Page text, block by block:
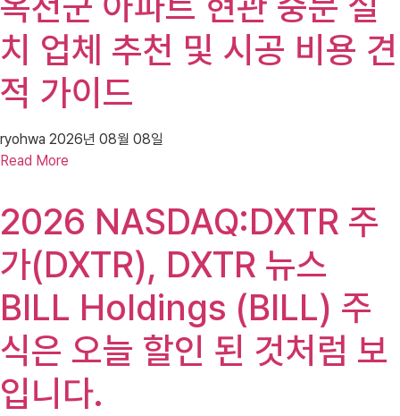
치 업체 추천 및 시공 비용 견
적 가이드
ryohwa 2026년 08월 08일
Read More
2026 NASDAQ:DXTR 주
가(DXTR), DXTR 뉴스
BILL Holdings (BILL) 주
식은 오늘 할인 된 것처럼 보
입니다.